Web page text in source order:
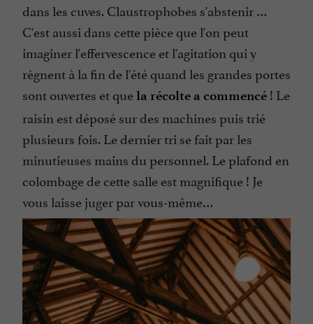
dans les cuves. Claustrophobes s'abstenir …
C'est aussi dans cette pièce que l'on peut
imaginer l'effervescence et l'agitation qui y
règnent à la fin de l'été quand les grandes portes
sont ouvertes et quela récolte a commencé ! Le
raisin est déposé sur des machines puis trié
plusieurs fois. Le dernier tri se fait par les
minutieuses mains du personnel. Le plafond en
colombage de cette salle est magnifique ! Je
vous laisse juger par vous-même…